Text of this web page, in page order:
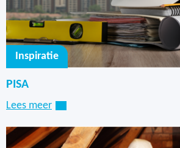
Inspiratie
PISA
Lees meer